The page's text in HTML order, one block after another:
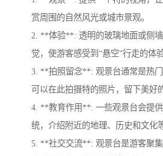
赏周围的自然风光或城市景观。
2. **体验**: 透明的玻璃地面或侧
觉，使游客感受到“悬空”行走的体验
3. **拍照留念**: 观景台通常是热
可以在此拍摄特的照片，留下美好
4. **教育作用**: 一些观景台会提
统，介绍附近的地理、历史和文化
5. **社交交流**: 观景台是游客聚